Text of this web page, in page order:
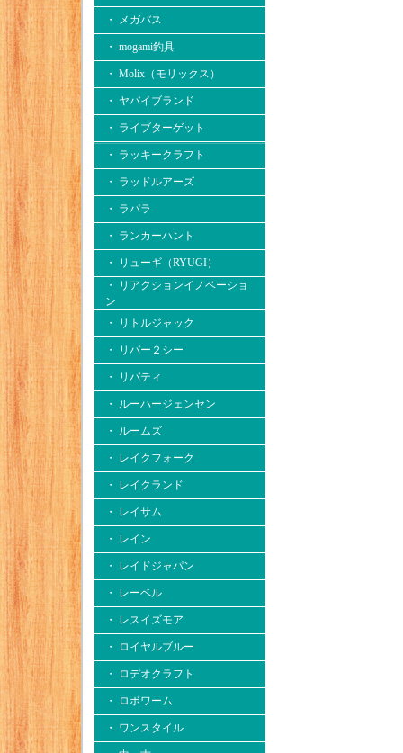
・ メガバス
・ mogami釣具
・ Molix（モリックス）
・ ヤバイブランド
・ ライブターゲット
・ ラッキークラフト
・ ラッドルアーズ
・ ラパラ
・ ランカーハント
・ リューギ（RYUGI）
・ リアクションイノベーショ
ン
・ リトルジャック
・ リバー２シー
・ リバティ
・ ルーハージェンセン
・ ルームズ
・ レイクフォーク
・ レイクランド
・ レイサム
・ レイン
・ レイドジャパン
・ レーベル
・ レスイズモア
・ ロイヤルブルー
・ ロデオクラフト
・ ロボワーム
・ ワンスタイル